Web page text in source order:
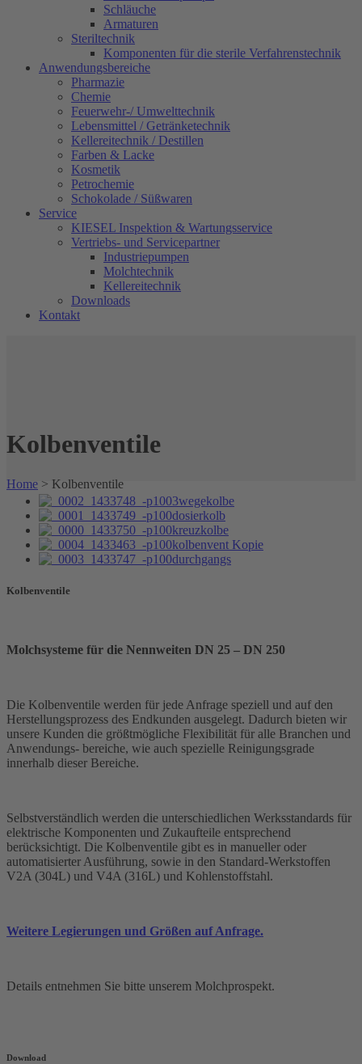
Schläuche
Armaturen
Steriltechnik
Komponenten für die sterile Verfahrenstechnik
Anwendungsbereiche
Pharmazie
Chemie
Feuerwehr-/ Umwelttechnik
Lebensmittel / Getränketechnik
Kellereitechnik / Destillen
Farben & Lacke
Kosmetik
Petrochemie
Schokolade / Süßwaren
Service
KIESEL Inspektion & Wartungsservice
Vertriebs- und Servicepartner
Industriepumpen
Molchtechnik
Kellereitechnik
Downloads
Kontakt
Kolbenventile
Home > Kolbenventile
Kolbenventile
Molchsysteme für die Nennweiten DN 25 – DN 250
Die Kolbenventile werden für jede Anfrage speziell und auf den
Herstellungsprozess des Endkunden ausgelegt. Dadurch bieten wir
unsere Kunden die größtmögliche Flexibilität für alle Branchen und
Anwendungs- bereiche, wie auch spezielle Reinigungsgrade
innerhalb dieser Bereiche.
Selbstverständlich werden die unterschiedlichen Werksstandards für
elektrische Komponenten und Zukaufteile entsprechend
berücksichtigt. Die Kolbenventile gibt es in manueller oder
automatisierter Ausführung, sowie in den Standard-Werkstoffen
V2A (304L) und V4A (316L) und Kohlenstoffstahl.
Weitere Legierungen und Größen auf Anfrage.
Details entnehmen Sie bitte unserem Molchprospekt.
Download